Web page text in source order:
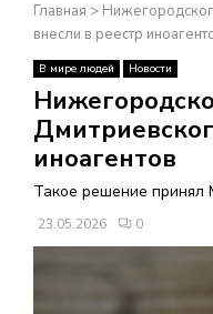
Н
О
В
Н
Главная >
внесли в реестр
В мире людей Новости
иноагентов
Такое решение принял
23.05.2026 0